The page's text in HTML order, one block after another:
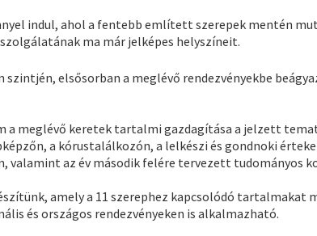
indul, ahol a fentebb említett szerepek mentén
ma már jelképes helyszíneit.
elsősorban a meglévő rendezvényekbe
a meglévő keretek tartalmi gazdagítása a jelzett
a kórustalálkozón, a lelkészi és gondnoki
valamint az év második felére tervezett tudományos
amely a 11 szerephez kapcsolódó tartalmakat
és országos rendezvényeken is alkalmazható.